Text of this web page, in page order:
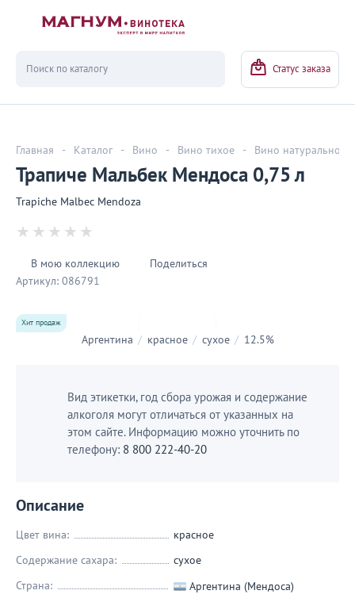
Статус заказа
Главная - Каталог - Вино - Вино тихое - Вино натуральное
Трапиче Мальбек Мендоса 0,75 л
Trapiche Malbec Mendoza
В мою коллекцию
Поделиться
Артикул: 086791
Хит продаж
Аргентина / красное / сухое / 12.5%
Вид этикетки, год сбора урожая и содержание
алкоголя могут отличаться от указанных на
этом сайте. Информацию можно уточнить по
телефону: 8 800 222-40-20
Описание
Цвет вина:
красное
Содержание сахара:
сухое
Страна:
Аргентина (Мендоса)